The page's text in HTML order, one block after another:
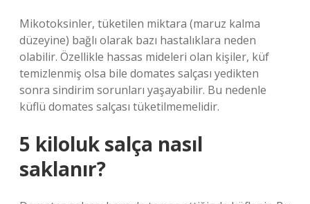
Mikotoksinler, tüketilen miktara (maruz kalma
düzeyine) bağlı olarak bazı hastalıklara neden
olabilir. Özellikle hassas mideleri olan kişiler, küf
temizlenmiş olsa bile domates salçası yedikten
sonra sindirim sorunları yaşayabilir. Bu nedenle
küflü domates salçası tüketilmemelidir.
5 kiloluk salça nasıl
saklanır?